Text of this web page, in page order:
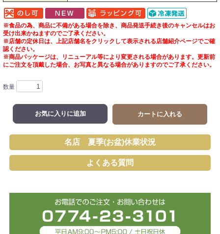
※食品の為、商品に不備がある場合を除き、商品発送手続き後のキャンセルはお
受け出来かねますのでご了承ください。
※店舗の定休日は、上記店舗名をクリックして表示される店舗紹介ページでご確
認ください。
※商品パッケージは、リニューアル等により変更される場合があります。更新前
にご注文を頂戴した場合、お写真と異なる場合がありますのでご了承ください。
数量
お気に入りに追加 カートに入れる
名店 夏季(お盆)休業状況
よくある質問